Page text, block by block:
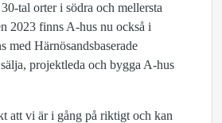
tal orter i södra och mellersta
2023 finns A-hus nu också i
med Härnösandsbaserade
projektleda och bygga A-hus
att vi är i gång på riktigt och kan